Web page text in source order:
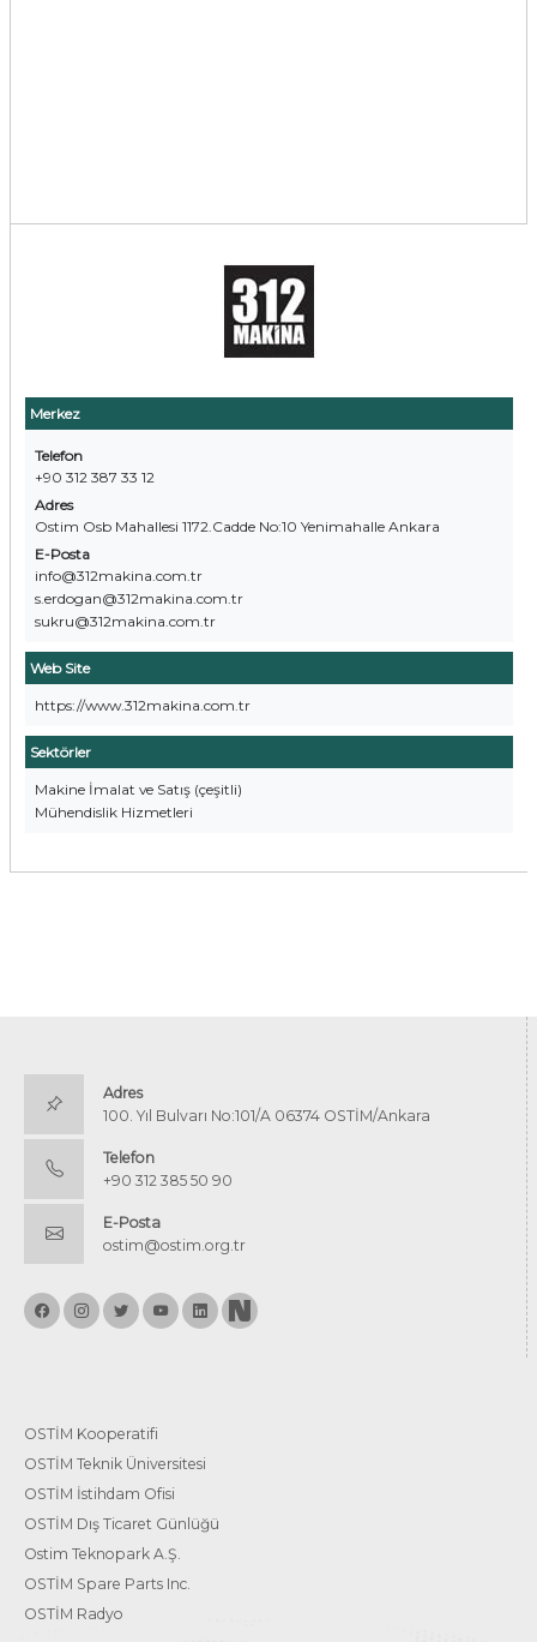
Merkez
Telefon
+90 312 387 33 12
Adres
Ostim Osb Mahallesi 1172.Cadde No:10 Yenimahalle Ankara
E-Posta
info@312makina.com.tr
s.erdogan@312makina.com.tr
sukru@312makina.com.tr
Web Site
https://www.312makina.com.tr
Sektörler
Makine İmalat ve Satış (çeşitli)
Mühendislik Hizmetleri
Adres
100. Yıl Bulvarı No:101/A 06374 OSTİM/Ankara
Telefon
+90 312 385 50 90
E-Posta
ostim@ostim.org.tr
OSTİM Kooperatifi
OSTİM Teknik Üniversitesi
OSTİM İstihdam Ofisi
OSTİM Dış Ticaret Günlüğü
Ostim Teknopark A.Ş.
OSTİM Spare Parts Inc.
OSTİM Radyo